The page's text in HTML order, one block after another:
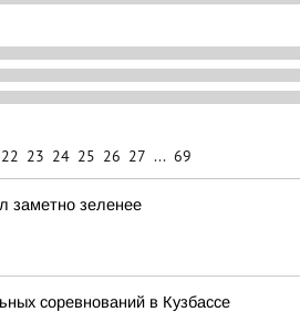
22 23 24 25 26 27 ... 69
заметно зеленее
соревнований в Кузбассе